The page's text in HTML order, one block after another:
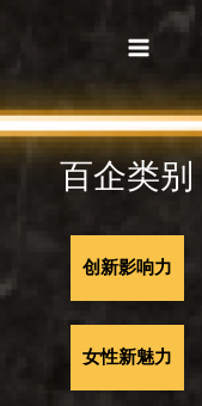
MAIN
MENU
百企类别
创新影响力
女性新魅力